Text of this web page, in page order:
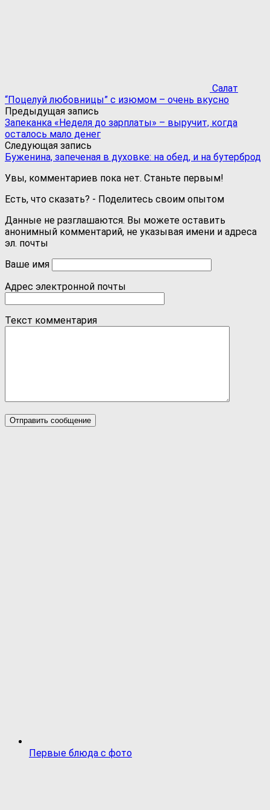
Салат
“Поцелуй любовницы” с изюмом – очень вкусно
Предыдущая запись
Запеканка «Неделя до зарплаты» – выручит, когда
осталось мало денег
Следующая запись
Буженина, запеченая в духовке: на обед, и на бутерброд
Увы, комментариев пока нет. Станьте первым!
Есть, что сказать? - Поделитесь своим опытом
Данные не разглашаются. Вы можете оставить
анонимный комментарий, не указывая имени и адреса
эл. почты
Ваше имя
Адрес электронной почты
Текст комментария
Первые блюда с фото